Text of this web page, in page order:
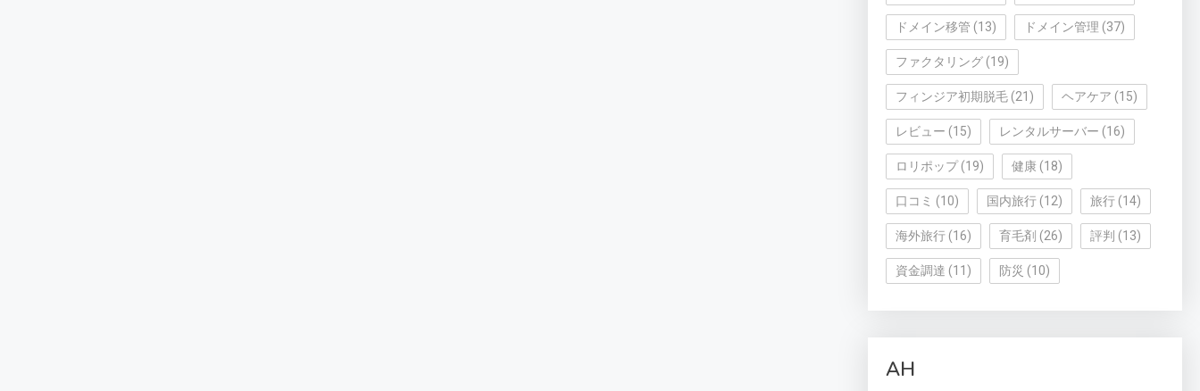
ドメイン移管 (13) ドメイン管理 (37)
ファクタリング(19)
フィンジア初期脱毛(21) ヘアケア (15)
レビュー (15) レンタルサーバー (16)
ロリポップ(19) 健康(18)
口コミ (10) 国内旅行(12) 旅行(14)
海外旅行(16) 育毛剤 (26) 評判 (13)
資金調達 (11) 防災 (10)
AH